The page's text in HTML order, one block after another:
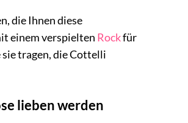
die Ihnen diese
einem verspielten Rockfür
sie tragen, die Cottelli
lieben werden